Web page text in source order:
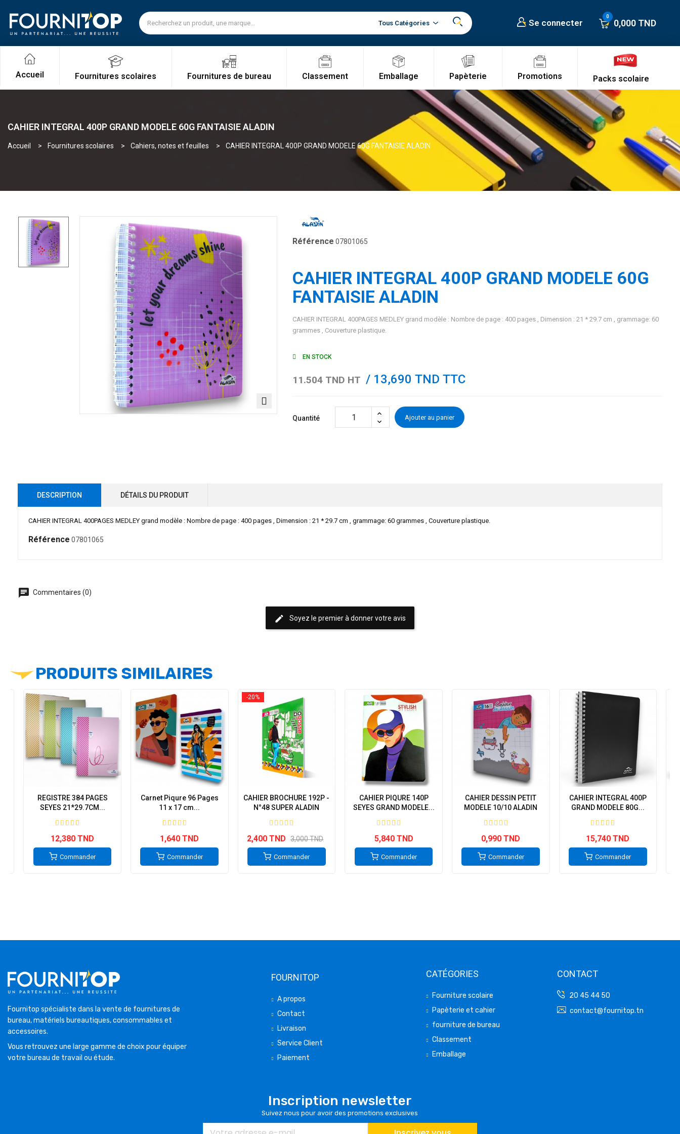
Se connecter 0,000 TND
Accueil Fournitures scolaires Fournitures de bureau Classement Emballage Papèterie Promotions Packs scolaire
CAHIER INTEGRAL 400P GRAND MODELE 60G FANTAISIE ALADIN
Accueil Fournitures scolaires Cahiers, notes et feuilles CAHIER INTEGRAL 400P GRAND MODELE 60G FANTAISIE ALADIN
Référence 07801065
CAHIER INTEGRAL 400P GRAND MODELE 60G
FANTAISIE ALADIN
CAHIER INTEGRAL 400PAGES MEDLEY grand modèle : Nombre de page : 400 pages , Dimension : 21 * 29.7 cm , grammage: 60
grammes , Couverture plastique.
EN STOCK
11.504 TND HT / 13,690 TND TTC
Quantité Ajouter au panier
DESCRIPTION DÉTAILS DU PRODUIT
CAHIER INTEGRAL 400PAGES MEDLEY grand modèle : Nombre de page : 400 pages , Dimension : 21 * 29.7 cm , grammage: 60 grammes , Couverture plastique.
Référence 07801065
chat Commentaires (0)
edit Soyez le premier à donner votre avis
PRODUITS SIMILAIRES
REGISTRE 384 PAGES
SEYES 21*29.7CM...
12,380 TND
Commander
Carnet Piqure 96 Pages
11 x 17 cm...
1,640 TND
Commander
-20%
CAHIER BROCHURE 192P -
N°48 SUPER ALADIN
2,400 TND 3,000 TND
Commander
CAHIER PIQURE 140P
SEYES GRAND MODELE...
5,840 TND
Commander
CAHIER DESSIN PETIT
MODELE 10/10 ALADIN
0,990 TND
Commander
CAHIER INTEGRAL 400P
GRAND MODELE 80G...
15,740 TND
Commander
Fournitop spécialiste dans la vente de fournitures de
bureau, matériels bureautiques, consommables et
accessoires.
Vous retrouvez une large gamme de choix pour équiper
votre bureau de travail ou étude.
FOURNITOP
A propos
Contact
Livraison
Service Client
Paiement
CATÉGORIES
Fourniture scolaire
Papèterie et cahier
fourniture de bureau
Classement
Emballage
CONTACT
20 45 44 50
contact@fournitop.tn
Inscription newsletter
Suivez nous pour avoir des promotions exclusives